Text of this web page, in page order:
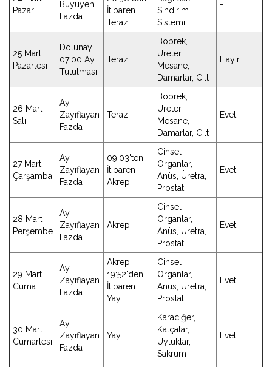
Pazar
Büyüyen
Fazda
İtibaren
Terazi
Sindirim
Sistemi
-
25 Mart
Pazartesi
Dolunay
07:00 Ay
Tutulması
Terazi
Böbrek,
Üreter,
Mesane,
Damarlar, Cilt
Hayır
26 Mart
Salı
Ay
Zayıflayan
Fazda
Terazi
Böbrek,
Üreter,
Mesane,
Damarlar, Cilt
Evet
27 Mart
Çarşamba
Ay
Zayıflayan
Fazda
09:03'ten
İtibaren
Akrep
Cinsel
Organlar,
Anüs, Üretra,
Prostat
Evet
28 Mart
Perşembe
Ay
Zayıflayan
Fazda
Akrep
Cinsel
Organlar,
Anüs, Üretra,
Prostat
Evet
29 Mart
Cuma
Ay
Zayıflayan
Fazda
Akrep
19:52'den
İtibaren
Yay
Cinsel
Organlar,
Anüs, Üretra,
Prostat
Evet
30 Mart
Cumartesi
Ay
Zayıflayan
Fazda
Yay
Karaciğer,
Kalçalar,
Uyluklar,
Sakrum
Evet